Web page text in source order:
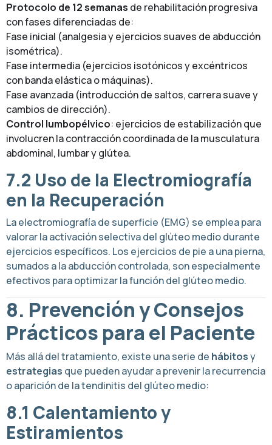
Protocolo de 12 semanas de rehabilitación progresiva
con fases diferenciadas de:
Fase inicial (analgesia y ejercicios suaves de abducción
isométrica).
Fase intermedia (ejercicios isotónicos y excéntricos
con banda elástica o máquinas).
Fase avanzada (introducción de saltos, carrera suave y
cambios de dirección).
Control lumbopélvico: ejercicios de estabilización que
involucren la contracción coordinada de la musculatura
abdominal, lumbar y glútea.
7.2 Uso de la Electromiografía
en la Recuperación
La electromiografía de superficie (EMG) se emplea para
valorar la activación selectiva del glúteo medio durante
ejercicios específicos. Los ejercicios de pie a una pierna,
sumados a la abducción controlada, son especialmente
efectivos para optimizar la función del glúteo medio.
8. Prevención y Consejos
Prácticos para el Paciente
Más allá del tratamiento, existe una serie de hábitosy
estrategias que pueden ayudar a prevenir la recurrencia
o aparición de la tendinitis del glúteo medio:
8.1 Calentamiento y
Estiramientos